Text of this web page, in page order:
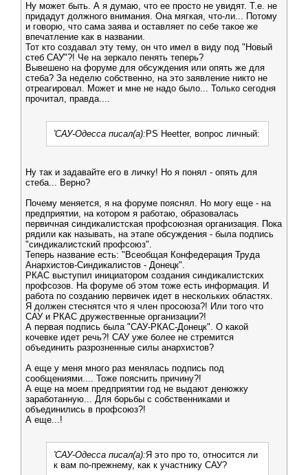
Ну может быть. А я думаю, что ее просто не увидят. Т.е. не
придадут должного внимания. Она мягкая, что-ли... Потому
и говорю, что сама заява и оставляет по себе такое же
впечатление как в названии.
Тот кто создавал эту тему, он что имел в виду под "Новый
стеб САУ"?! Че на зеркало пенять теперь?
Вывешено на форуме для обсуждения или опять же для
стеба? За неделю собственно, на это заявление никто не
отреагировал. Может и мне не надо было... Только сегодня
прочитал, правда....
'САУ-Одесса писал(а): PS Heetter, вопрос личный:
Ну так и задавайте его в личку! Но я понял - опять для
стеба... Верно?
Почему меняется, я на форуме пояснял. Но могу еще - на
предприятии, на котором я работаю, образовалась
первичная синдикалистская профсоюзная организация. Пока
рядили как называть, на этапе обсуждения - была подпись
"синдикалистский профсоюз".
Теперь название есть: "Всеобщая Конфедерация Труда
Анархистов-Синдикалистов - Донецк".
РКАС выступил инициатором создания синдикалистских
профсозов. На форуме об этом тоже есть информация. И
работа по созданию первичек идет в нескольких областях.
Я должен стеснятся что я член просоюза?! Или того что
САУ и РКАС дружественные организации?!
А первая подпись была "САУ-РКАС-Донецк". О какой
кочевке идет речь?! САУ уже более не стремится
объединить разрозненные силы анархистов?
А еще у меня много раз менялась подпись под
сообщениями.... Тоже пояснить причину?!
А еще на моем предприятии год не выдают денюжку
заработанную... Для борьбы с собственниками и
объединились в профсоюз?!
А еще...!
'САУ-Одесса писал(а):Я это про то, относится ли
к вам по-прежнему, как к участнику САУ?